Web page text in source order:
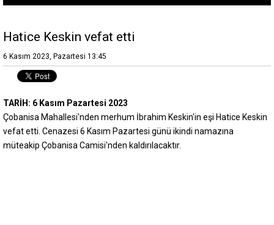
Hatice Keskin vefat etti
6 Kasım 2023, Pazartesi 13:45
TARİH: 6 Kasım Pazartesi 2023
Çobanisa Mahallesi'nden merhum İbrahim Keskin'in eşi Hatice Keskin
vefat etti. Cenazesi 6 Kasım Pazartesi günü ikindi namazına
müteakip Çobanisa Camisi'nden kaldırılacaktır.